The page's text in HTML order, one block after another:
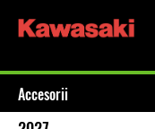
Accesorii